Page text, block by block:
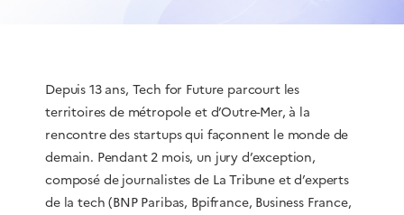
Depuis 13 ans, Tech for Future parcourt les
territoires de métropole et d’Outre-Mer, à la
rencontre des startups qui façonnent le monde de
demain. Pendant 2 mois, un jury d’exception,
composé de journalistes de La Tribune et d’experts
de la tech (BNP Paribas, Bpifrance, Business France,